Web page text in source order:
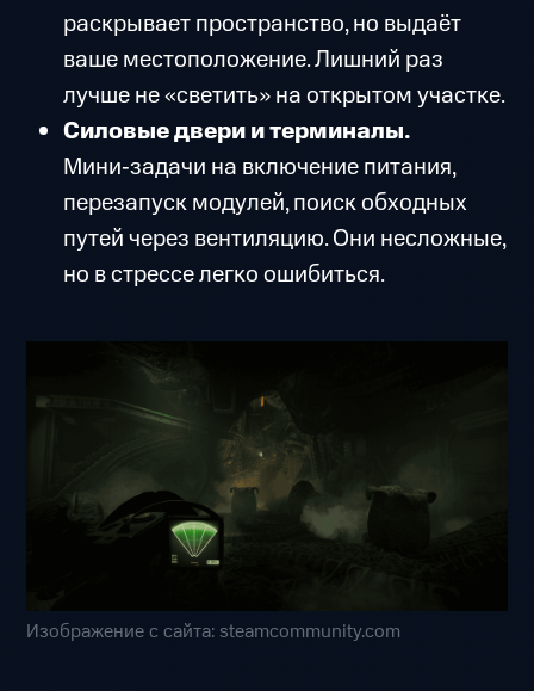
раскрывает пространство, но выдаёт
ваше местоположение. Лишний раз
лучше не «светить» на открытом участке.
Силовые двери и терминалы.
Мини‑задачи на включение питания,
перезапуск модулей, поиск обходных
путей через вентиляцию. Они несложные,
но в стрессе легко ошибиться.
Изображение с сайта: steamcommunity.com